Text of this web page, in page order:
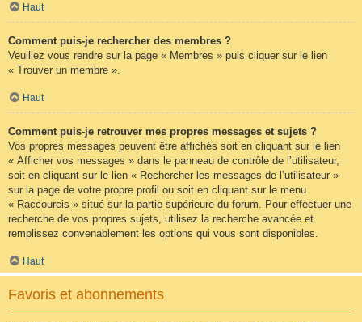
Haut
Comment puis-je rechercher des membres ?
Veuillez vous rendre sur la page « Membres » puis cliquer sur le lien
« Trouver un membre ».
Haut
Comment puis-je retrouver mes propres messages et sujets ?
Vos propres messages peuvent être affichés soit en cliquant sur le lien
« Afficher vos messages » dans le panneau de contrôle de l’utilisateur,
soit en cliquant sur le lien « Rechercher les messages de l’utilisateur »
sur la page de votre propre profil ou soit en cliquant sur le menu
« Raccourcis » situé sur la partie supérieure du forum. Pour effectuer une
recherche de vos propres sujets, utilisez la recherche avancée et
remplissez convenablement les options qui vous sont disponibles.
Haut
Favoris et abonnements